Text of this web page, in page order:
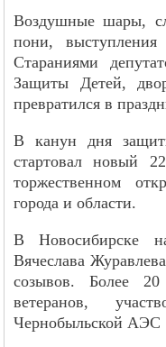
Воздушные шары,
пони,
Стараниями
Защиты Детей,
превратился в
В канун дня
стартовал новый
торжественном
города и области.
В Новосибирске
Вячеслава
созывов. Более
ветеранов,
Чернобыльской АЭС